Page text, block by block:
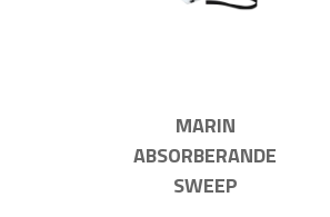
MARIN
ABSORBERANDE
SWEEP